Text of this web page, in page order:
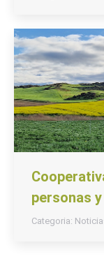
personas
Categoria: